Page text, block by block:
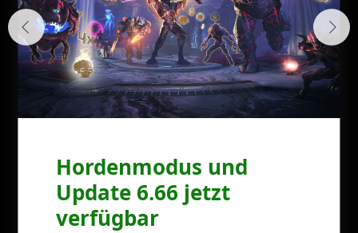
Hordenmodus und
Update 6.66 jetzt
verfügbar
DOOM Eternal: The
Ancient Gods: Part Two
Dein Krieg ist noch
nicht vorbei ...